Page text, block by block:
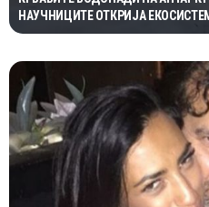
НАУЧНИЦИТЕ ОТКРИЈА
МИЛИОНИ ГОДИНИ